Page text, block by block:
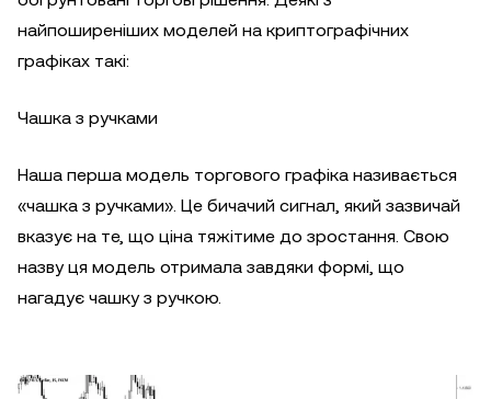
найпоширеніших моделей на криптографічних
графіках такі:
Чашка з ручками
Наша перша модель торгового графіка називається
«чашка з ручками». Це бичачий сигнал, який зазвичай
вказує на те, що ціна тяжітиме до зростання. Свою
назву ця модель отримала завдяки формі, що
нагадує чашку з ручкою.